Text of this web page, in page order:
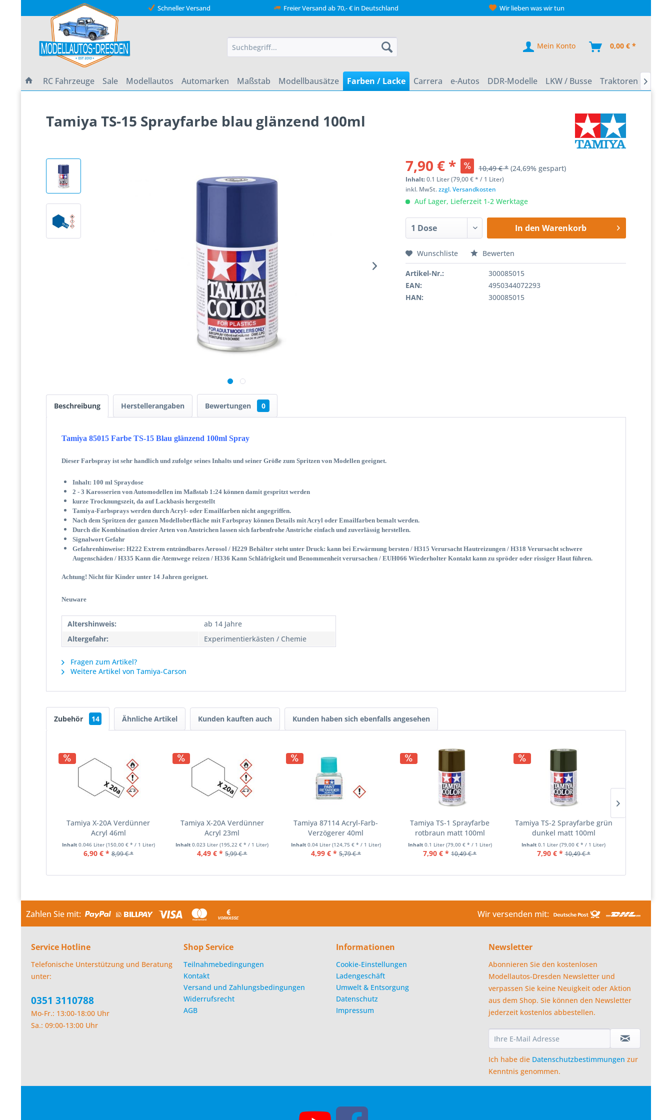
Schneller Versand Freier Versand ab 70,- € in Deutschland Wir lieben was wir tun
Mein Konto 0,00 € *
RC Fahrzeuge Sale Modellautos Automarken Maßstab Modellbausätze Farben / Lacke Carrera e-Autos DDR-Modelle LKW / Busse Traktoren 
Tamiya TS-15 Sprayfarbe blau glänzend 100ml
7,90 € * 10,49 € * (24,69% gespart)
Inhalt:0.1 Liter (79,00 € * / 1 Liter)
inkl. MwSt.zzgl. Versandkosten
Auf Lager, Lieferzeit 1-2 Werktage
In den Warenkorb
Wunschliste Bewerten
Artikel-Nr.:
300085015
EAN:
4950344072293
HAN:
300085015
Beschreibung Herstellerangaben Bewertungen 0
Tamiya 85015 Farbe TS-15 Blau glänzend 100ml Spray
Dieser Farbspray ist sehr handlich und zufolge seines Inhalts und seiner Größe zum Spritzen von Modellen geeignet.
Inhalt: 100 ml Spraydose
2 - 3 Karosserien von Automodellen im Maßstab 1:24 können damit gespritzt werden
kurze Trocknungszeit, da auf Lackbasis hergestellt
Tamiya-Farbsprays werden durch Acryl- oder Emailfarben nicht angegriffen.
Nach dem Spritzen der ganzen Modelloberfläche mit Farbspray können Details mit Acryl oder Emailfarben bemalt werden.
Durch die Kombination dreier Arten von Anstrichen lassen sich farbenfrohe Anstriche einfach und zuverlässig herstellen.
Signalwort Gefahr
Gefahrenhinweise: H222 Extrem entzündbares Aerosol / H229 Behälter steht unter Druck: kann bei Erwärmung bersten / H315 Verursacht Hautreizungen / H318 Verursacht schwere
Augenschäden / H335 Kann die Atemwege reizen / H336 Kann Schläfrigkeit und Benommenheit verursachen / EUH066 Wiederholter Kontakt kann zu spröder oder rissiger Haut führen.
Achtung! Nicht für Kinder unter 14 Jahren geeignet.
Neuware
Altershinweis:
ab 14 Jahre
Altergefahr:
Experimentierkästen / Chemie
Fragen zum Artikel?
Weitere Artikel von Tamiya-Carson
Zubehör 14 Ähnliche Artikel Kunden kauften auch Kunden haben sich ebenfalls angesehen
Tamiya X-20A Verdünner
Acryl 46ml
Inhalt 0.046 Liter (150,00 € * / 1 Liter)
6,90 € * 8,99 € *
Tamiya X-20A Verdünner
Acryl 23ml
Inhalt0.023 Liter(195,22 € * / 1 Liter)
4,49 € * 5,99 € *
Tamiya 87114 Acryl-Farb-
Verzögerer 40ml
Inhalt 0.04 Liter (124,75 € * / 1 Liter)
4,99 € * 5,79 € *
Tamiya TS-1 Sprayfarbe
rotbraun matt 100ml
Inhalt 0.1 Liter (79,00 € * / 1 Liter)
7,90 € * 10,49 € *
Tamiya TS-2 Sprayfarbe grün
dunkel matt 100ml
Inhalt0.1 Liter(79,00 € * / 1 Liter)
7,90 € * 10,49 € *
Zahlen Sie mit: Wir versenden mit:
Service Hotline
Telefonische Unterstützung und Beratung
unter:
0351 3110788
Mo-Fr.: 13:00-18:00 Uhr
Sa.: 09:00-13:00 Uhr
Shop Service
Teilnahmebedingungen
Kontakt
Versand und Zahlungsbedingungen
Widerrufsrecht
AGB
Informationen
Cookie-Einstellungen
Ladengeschäft
Umwelt & Entsorgung
Datenschutz
Impressum
Newsletter
Abonnieren Sie den kostenlosen
Modellautos-Dresden Newsletter und
verpassen Sie keine Neuigkeit oder Aktion
aus dem Shop. Sie können den Newsletter
jederzeit kostenlos abbestellen.
Ich habe die Datenschutzbestimmungen zur
Kenntnis genommen.